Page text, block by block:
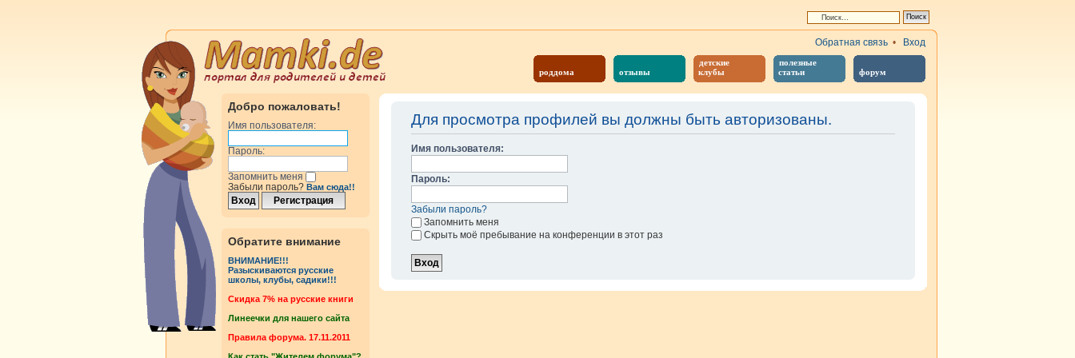
роддома отзывы
детские
клубы
полезные
статьи
форум
Обратная связь • Вход
Добро пожаловать!
Имя пользователя:
Пароль:
Запомнить меня
Забыли пароль? Вам сюда!!
Обратите внимание
ВНИМАНИЕ!!!
Разыскиваются русские
школы, клубы, садики!!!
Cкидка 7% на русские книги
Линеечки для нашего сайта
Правила форума. 17.11.2011
Для просмотра профилей вы должны быть авторизованы.
Имя пользователя:
Пароль:
Забыли пароль?
Запомнить меня
Скрыть моё пребывание на конференции в этот раз